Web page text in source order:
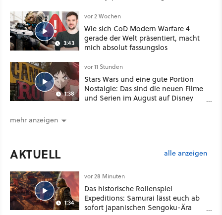
oder Diplomatie
3:43
vor 2 Wochen
Wie sich CoD Modern Warfare 4
gerade der Welt präsentiert, macht
mich absolut fassungslos
1:38
vor 11 Stunden
Stars Wars und eine gute Portion
Nostalgie: Das sind die neuen Filme
und Serien im August auf Disney
mehr anzeigen
AKTUELL alle anzeigen
1:34
vor 28 Minuten
Das historische Rollenspiel
Expeditions: Samurai lässt euch ab
sofort japanischen Sengoku-Ära